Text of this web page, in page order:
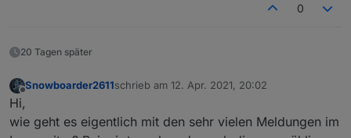
0
20 Tagen später
Snowboarder2611schrieb am 12. Apr. 2021, 20:02
zuletzt editiert von
Hi,
wie geht es eigentlich mit den sehr vielen Meldungen im